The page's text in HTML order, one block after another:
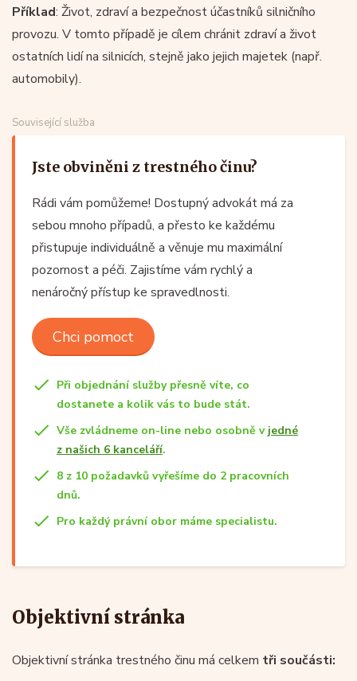
Příklad: Život, zdraví a bezpečnost účastníků silničního
provozu. V tomto případě je cílem chránit zdraví a život
ostatních lidí na silnicích, stejně jako jejich majetek (např.
automobily).
Související služba
Jste obviněni z trestného činu?
Rádi vám pomůžeme! Dostupný advokát má za
sebou mnoho případů, a přesto ke každému
přistupuje individuálně a věnuje mu maximální
pozornost a péči. Zajistíme vám rychlý a
nenáročný přístup ke spravedlnosti.
Chci pomoct
Při objednání služby přesně víte, co
dostanete a kolik vás to bude stát.
Vše zvládneme on-line nebo osobně v jedné
z našich 6 kanceláří.
8 z 10 požadavků vyřešíme do 2 pracovních
dnů.
Pro každý právní obor máme specialistu.
Objektivní stránka
Objektivní stránka trestného činu má celkem tři součásti: